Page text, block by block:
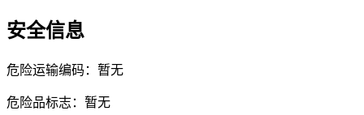
安全信息
危险运输编码：暂无
危险品标志：暂无